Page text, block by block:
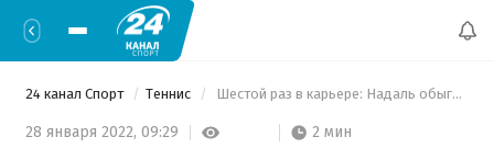
24 канал Спорт Теннис Шестой раз в карьере: Надаль обыграл Берреттини и вышел в финал Australian Open
28 января 2022, 09:29 2 мин